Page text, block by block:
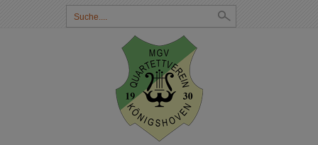
Suchbegriff
eingeben: